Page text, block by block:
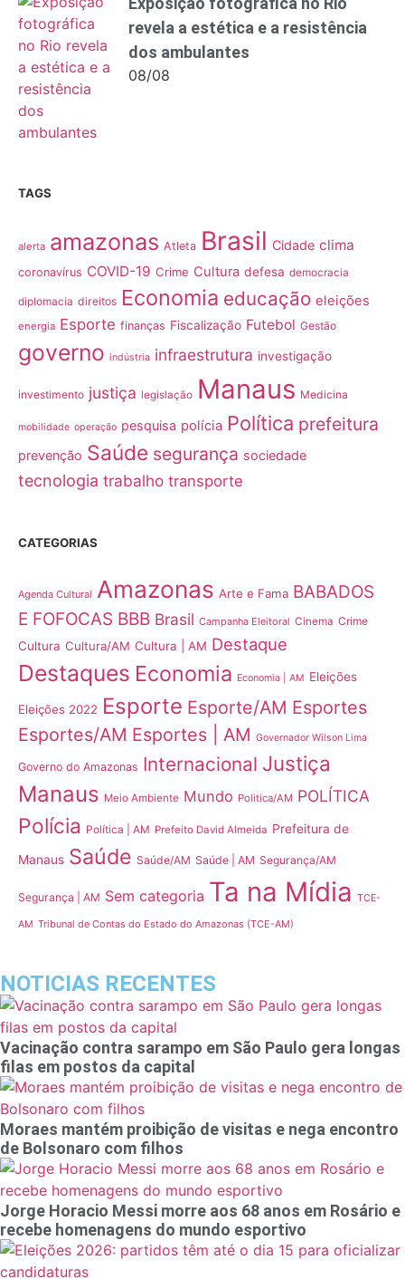
revela a estética e a resistência
dos ambulantes
08/08
TAGS
alerta amazonas Atleta Brasil Cidade clima
coronavírus COVID-19 Crime Cultura defesa democracia
diplomacia direitos Economia educação eleições
energia Esporte finanças Fiscalização Futebol Gestão
governo indústria infraestrutura investigação
investimento justiça legislação Manaus Medicina
mobilidade operação pesquisa polícia Política prefeitura
prevenção Saúde segurança sociedade
tecnologia trabalho transporte
CATEGORIAS
Agenda Cultural Amazonas Arte e Fama BABADOS
E FOFOCAS BBB Brasil Campanha Eleitoral Cinema Crime
Cultura Cultura/AM Cultura | AM Destaque
Destaques Economia Economia | AM Eleições
Eleições 2022 Esporte Esporte/AM Esportes
Esportes/AM Esportes | AM Governador Wilson Lima
Governo do Amazonas Internacional Justiça
Manaus Meio Ambiente Mundo Politica/AM POLÍTICA
Polícia Política | AM Prefeito David Almeida Prefeitura de
Manaus Saúde Saúde/AM Saúde | AM Segurança/AM
Segurança | AM Sem categoria Ta na Mídia TCE-
AM Tribunal de Contas do Estado do Amazonas (TCE-AM)
NOTICIAS RECENTES
Vacinação contra sarampo em São Paulo gera longas
filas em postos da capital
Moraes mantém proibição de visitas e nega encontro
de Bolsonaro com filhos
Jorge Horacio Messi morre aos 68 anos em Rosário e
recebe homenagens do mundo esportivo